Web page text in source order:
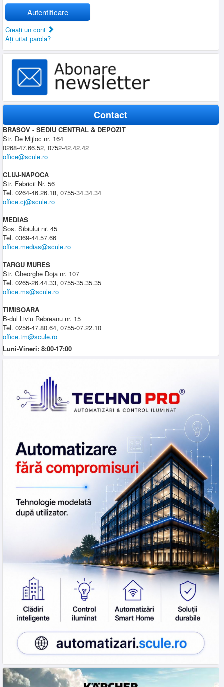
Autentificare
Creaţi un cont
Aţi uitat parola?
Contact
BRASOV - SEDIU CENTRAL & DEPOZIT
Str. De Mijloc nr. 164
0268-47.66.52, 0752-42.42.42
office@scule.ro
CLUJ-NAPOCA
Str. Fabricii Nr. 56
Tel. 0264-46.26.18, 0755-34.34.34
office.cj@scule.ro
MEDIAS
Sos. Sibiului nr. 45
Tel. 0369-44.57.66
office.medias@scule.ro
TARGU MURES
Str. Gheorghe Doja nr. 107
Tel. 0265-26.44.33, 0755-35.35.35
office.ms@scule.ro
TIMISOARA
B-dul Liviu Rebreanu nr. 15
Tel. 0256-47.80.64, 0755-07.22.10
office.tm@scule.ro
Luni-Vineri: 8:00-17:00